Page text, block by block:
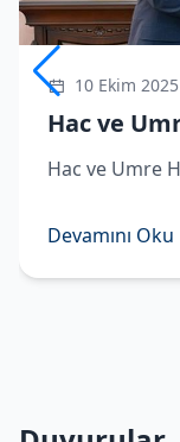
10 Ekim 2025
Devamını Oku